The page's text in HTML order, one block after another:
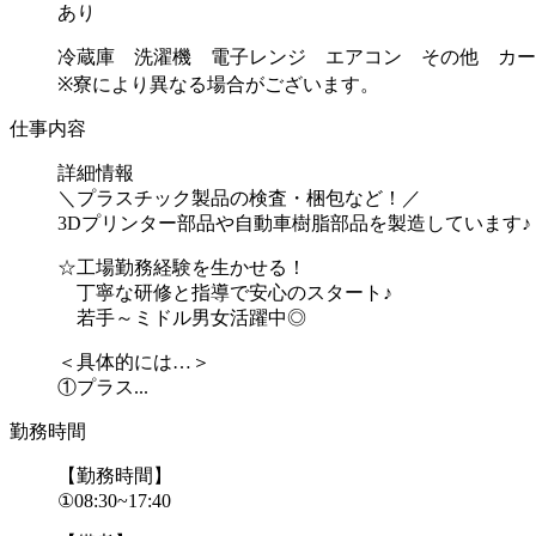
あり
冷蔵庫 洗濯機 電子レンジ エアコン その他 カー
※寮により異なる場合がございます。
仕事内容
詳細情報
＼プラスチック製品の検査・梱包など！／
3Dプリンター部品や自動車樹脂部品を製造しています♪
☆工場勤務経験を生かせる！
丁寧な研修と指導で安心のスタート♪
若手～ミドル男女活躍中◎
＜具体的には…＞
①プラス...
勤務時間
【勤務時間】
①08:30~17:40